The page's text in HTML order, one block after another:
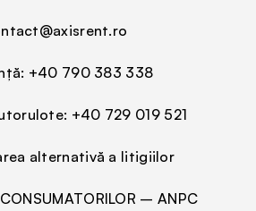
+40 790 383 338
+40 729 019 521
alternativă a litigiilor
– ANPC